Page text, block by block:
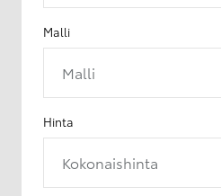
Malli
Malli
Hinta
Kokonaishinta